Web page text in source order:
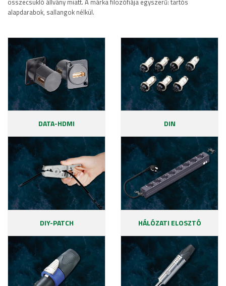
alapdarabok, sallangok nélkül.
DATA-HDMI DIN
DIY-PATCH HÁLÓZATI ELOSZTÓ